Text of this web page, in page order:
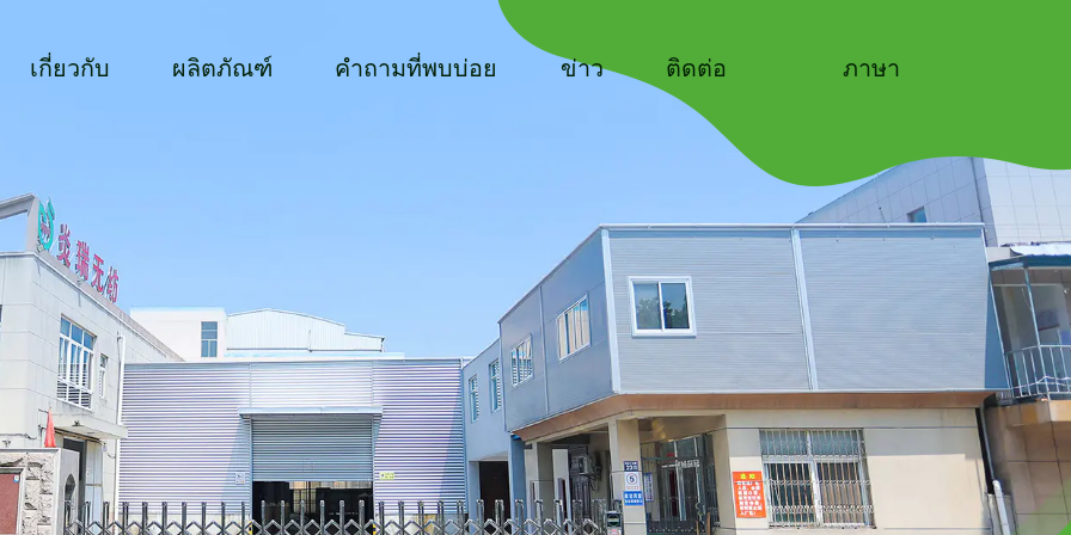
เกี่ยวกับ ผลิตภัณฑ์ คำถามที่พบบ่อย ข่าว ติดต่อ ภาษา
เน้นเข็มเจาะ
ผ้าไม่ทอ
สำรวจเพิ่มเติม